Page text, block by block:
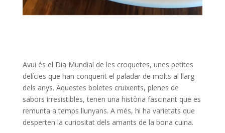
Avui és el Dia Mundial de les croquetes, unes petites
delícies que han conquerit el paladar de molts al llarg
dels anys. Aquestes boletes cruixents, plenes de
sabors irresistibles, tenen una història fascinant que es
remunta a temps llunyans. A més, hi ha varietats que
desperten la curiositat dels amants de la bona cuina.